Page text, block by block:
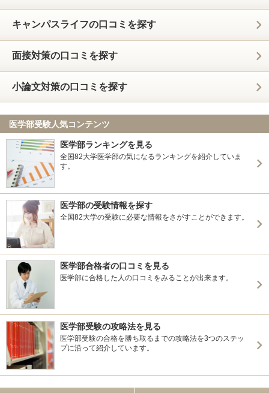
キャンパスライフの口コミを探す
面接対策の口コミを探す
小論文対策の口コミを探す
医学部受験人気コンテンツ
医学部ランキングを見る
全国82大学医学部の気になるランキングを紹介していま
す。
医学部の受験情報を探す
全国82大学の受験に必要な情報をさがすことができます。
医学部合格者の口コミを見る
医学部に合格した人の口コミをみることが出来ます。
医学部受験の攻略法を見る
医学部受験の合格を勝ち取るまでの攻略法を3つのステッ
プに沿って紹介しています。